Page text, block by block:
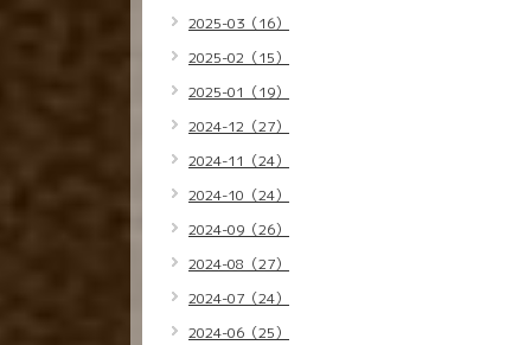
2025-03（16）
2025-02（15）
2025-01（19）
2024-12（27）
2024-11（24）
2024-10（24）
2024-09（26）
2024-08（27）
2024-07（24）
2024-06（25）